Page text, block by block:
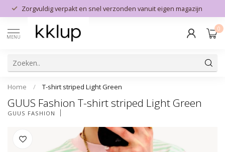
Zorgvuldig verpakt en snel verzonden vanuit eigen magazijn
MENU
0
Home / T-shirt striped Light Green
GUUS Fashion T-shirt striped Light Green
GUUS FASHION